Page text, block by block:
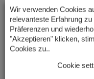
Auf Facebook
Wir verwenden Cookies
relevanteste Erfahrung
Präferenzen und
"Akzeptieren" klicken,
Cookies zu..
Cookie